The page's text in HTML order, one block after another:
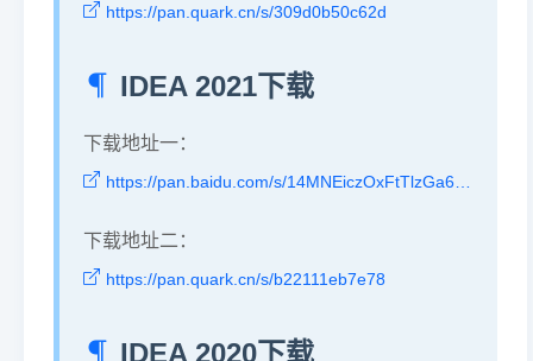
https://pan.quark.cn/s/309d0b50c62d
IDEA 2021下载
下载地址一：
https://pan.baidu.com/s/14MNEiczOxFtTlzGa6sJc4A?pwd=391s
下载地址二：
https://pan.quark.cn/s/b22111eb7e78
IDEA 2020下载